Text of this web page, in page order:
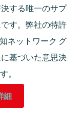
する唯一のサプ
す。弊社の特許
ネットワーク グ
基づいた意思決
。
細